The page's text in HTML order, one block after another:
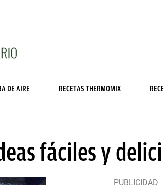
DE AIRE RECETAS THERMOMIX
fáciles y